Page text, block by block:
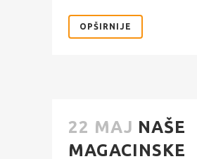
OPŠIRNIJE
22 MAJ NAŠE
MAGACINSKE